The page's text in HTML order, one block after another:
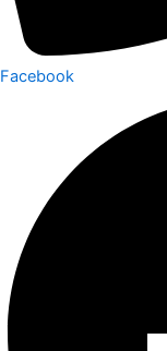
Facebook